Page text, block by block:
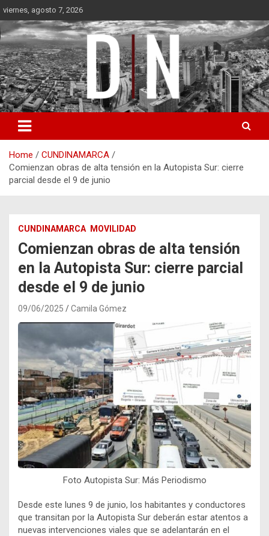
Skip
to
content
viernes, agosto 7, 2026
Diámetro Noticias
Home
CUNDINAMARCA
Comienzan obras de alta tensión en la Autopista Sur: cierre
parcial desde el 9 de junio
CUNDINAMARCA MOVILIDAD
Comienzan obras de alta tensión
en la Autopista Sur: cierre parcial
desde el 9 de junio
09/06/2025 Camila Gómez
Foto Autopista Sur: Más Periodismo
Desde este lunes 9 de junio, los habitantes y conductores
que transitan por la Autopista Sur deberán estar atentos a
nuevas intervenciones viales que se adelantarán en el